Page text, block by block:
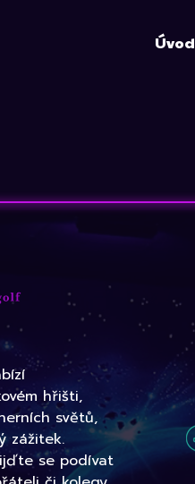
Úvod
hřišti,
světů,
zážitek.
se podívat